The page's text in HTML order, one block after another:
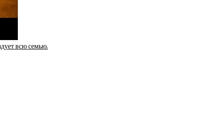
всю семью.